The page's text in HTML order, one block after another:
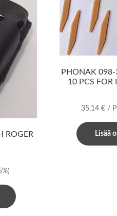
ROGER
PHONAK 098-
10 PCS FOR
35,14€ /
Lisää